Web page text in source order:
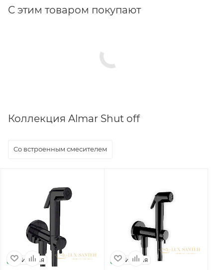
С этим товаром покупают
Коллекция Almar Shut off
Со встроенным смесителем
Италия Италия